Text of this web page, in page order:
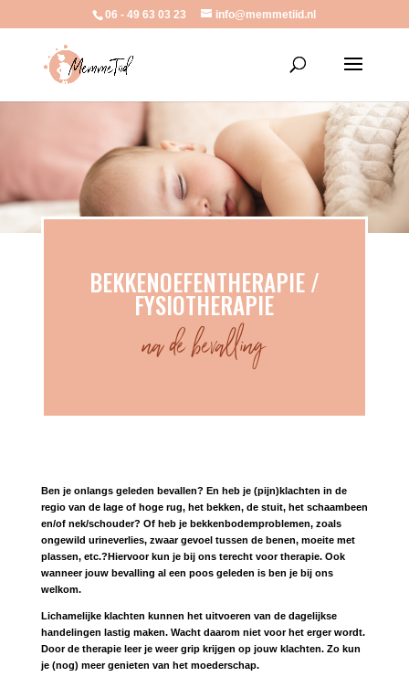
06 - 49 63 03 23 info@memmetiid.nl
BEKKENOEFENTHERAPIE /
FYSIOTHERAPIE
na de bevalling
Ben je onlangs geleden bevallen? En heb je (pijn)klachten in de
regio van de lage of hoge rug, het bekken, de stuit, het schaambeen
en/of nek/schouder? Of heb je bekkenbodemproblemen, zoals
ongewild urineverlies, zwaar gevoel tussen de benen, moeite met
plassen, etc.?Hiervoor kun je bij ons terecht voor therapie. Ook
wanneer jouw bevalling al een poos geleden is ben je bij ons
welkom.
Lichamelijke klachten kunnen het uitvoeren van de dagelijkse
handelingen lastig maken. Wacht daarom niet voor het erger wordt.
Door de therapie leer je weer grip krijgen op jouw klachten. Zo kun
je (nog) meer genieten van het moederschap.